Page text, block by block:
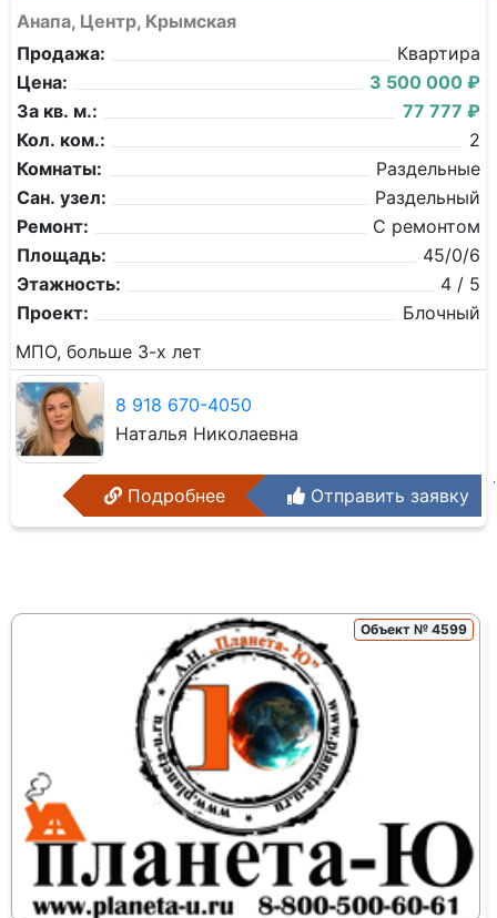
Анапа, Центр, Крымская
Продажа:
Квартира
Цена:
3 500 000 ₽
За кв. м.:
77 777 ₽
Кол. ком.:
2
Комнаты:
Раздельные
Сан. узел:
Раздельный
Ремонт:
С ремонтом
Площадь:
45/0/6
Этажность:
4 / 5
Проект:
Блочный
МПО, больше 3-х лет
8 918 670-4050
Наталья Николаевна
Подробнее Отправить заявку
Объект № 4599